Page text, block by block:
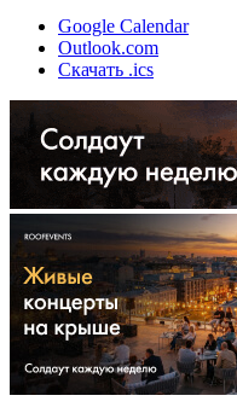
Google Calendar
Outlook.com
Скачать .ics